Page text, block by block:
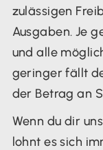
zulässigen
Ausgaben. Je
und alle
geringer fällt
der Betrag an
Wenn du dir
lohnt es sich